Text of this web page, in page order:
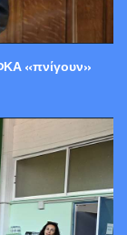
«πνίγουν»